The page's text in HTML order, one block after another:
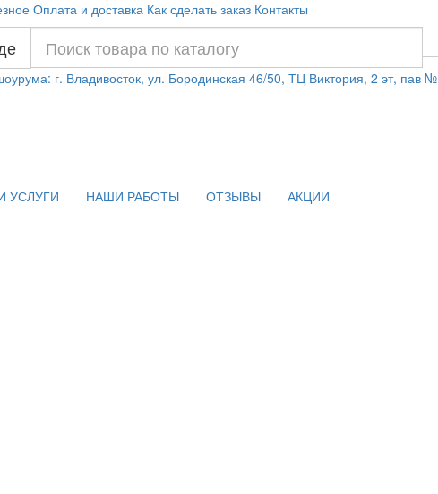
Оплата и доставка Как сделать заказ Контакты
г. Владивосток, ул. Бородинская 46/50, ТЦ Виктория, 2 эт, пав №
УСЛУГИ НАШИ РАБОТЫ ОТЗЫВЫ АКЦИИ